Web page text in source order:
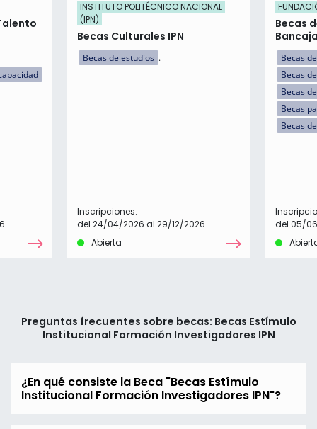
INSTITUTO POLITÉCNICO NACIONAL
(IPN)
Becas Culturales IPN
Becas de estudios
Inscripciones:
del 24/04/2026 al 29/12/2026
Abierta
Becas
Becas
Becas
Becas
Becas
Becas
del 05/
Preguntas frecuentes sobre becas: Becas Estímulo
Institucional Formación Investigadores IPN
¿En qué consiste la Beca "Becas Estímulo
Institucional Formación Investigadores IPN"?